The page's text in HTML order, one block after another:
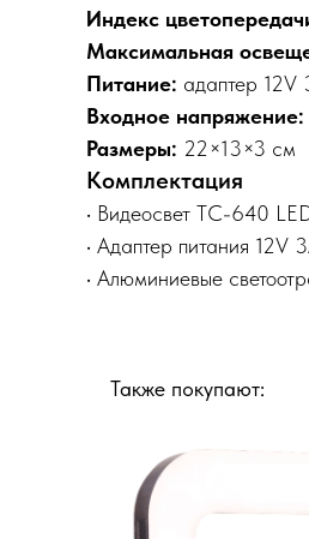
Индекс
Максимальная
Питание: адаптер 12V
Входное напряжение:
Размеры: 22×13×3 см​
Комплектация
• Видеосвет TC-640
• Адаптер питания 12V
• Алюминиевые
Также покупают: